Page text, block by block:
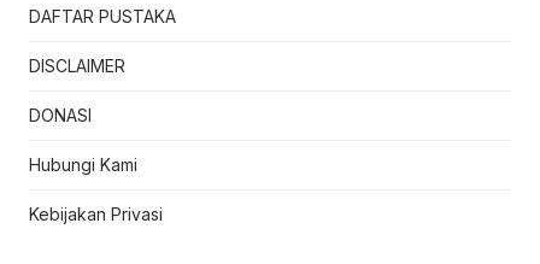
DAFTAR PUSTAKA
DISCLAIMER
DONASI
Hubungi Kami
Kebijakan Privasi